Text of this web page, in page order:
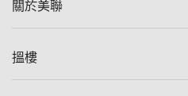
關於美聯
美聯集團
搵樓